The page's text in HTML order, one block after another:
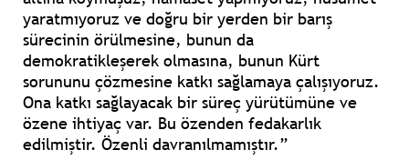
yaratmıyoruz ve doğru bir yerden bir barış
sürecinin örülmesine, bunun da
demokratikleşerek olmasına, bunun Kürt
sorununu çözmesine katkı sağlamaya çalışıyoruz.
Ona katkı sağlayacak bir süreç yürütümüne ve
özene ihtiyaç var. Bu özenden fedakarlık
edilmiştir. Özenli davranılmamıştır.”